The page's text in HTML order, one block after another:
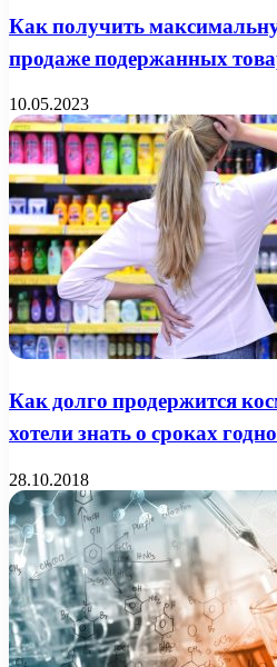
Как получить
продаже подержанных
10.05.2023
Как долго продержится
хотели знать о сроках
28.10.2018